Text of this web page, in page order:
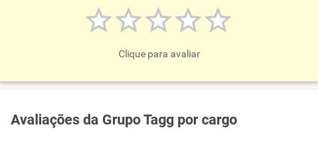
Clique para avaliar
Avaliações da Grupo Tagg por cargo